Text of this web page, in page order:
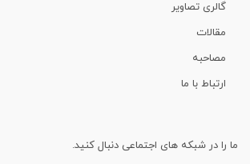
گالری تصاویر
مقالات
مصاحبه
ارتباط با ما
ما را در شبکه های اجتماعی دنبال کنید.